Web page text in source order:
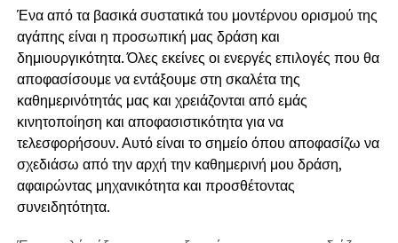
Ένα από τα βασικά συστατικά του μοντέρνου ορισμού της
αγάπης είναι η προσωπική μας δράση και
δημιουργικότητα. Όλες εκείνες οι ενεργές επιλογές που θα
αποφασίσουμε να εντάξουμε στη σκαλέτα της
καθημερινότητάς μας και χρειάζονται από εμάς
κινητοποίηση και αποφασιστικότητα για να
τελεσφορήσουν. Αυτό είναι το σημείο όπου αποφασίζω να
σχεδιάσω από την αρχή την καθημερινή μου δράση,
αφαιρώντας μηχανικότητα και προσθέτοντας
συνειδητότητα.